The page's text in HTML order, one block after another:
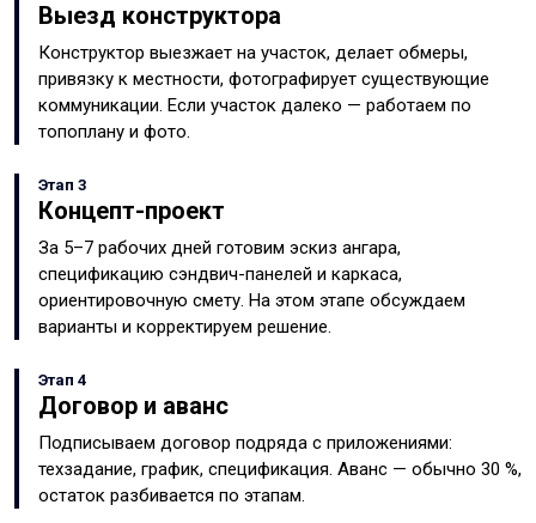
Выезд конструктора
Конструктор выезжает на участок, делает обмеры,
привязку к местности, фотографирует существующие
коммуникации. Если участок далеко — работаем по
топоплану и фото.
Этап 3
Концепт-проект
За 5–7 рабочих дней готовим эскиз ангара,
спецификацию сэндвич-панелей и каркаса,
ориентировочную смету. На этом этапе обсуждаем
варианты и корректируем решение.
Этап 4
Договор и аванс
Подписываем договор подряда с приложениями:
техзадание, график, спецификация. Аванс — обычно 30 %,
остаток разбивается по этапам.